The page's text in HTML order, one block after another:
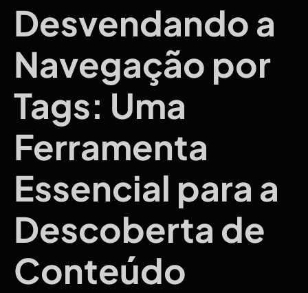
Desvendando a
Navegação por
Tags: Uma
Ferramenta
Essencial para a
Descoberta de
Conteúdo